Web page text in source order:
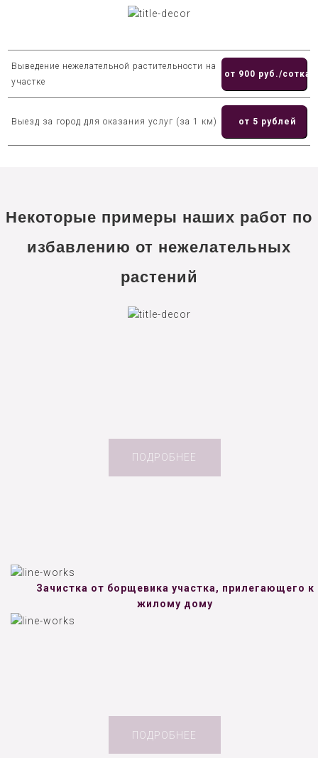
Выведение нежелательной растительности на
участке
от 900 руб./сотка
Выезд за город для оказания услуг (за 1 км) от 5 рублей
Некоторые примеры наших работ по
избавлению от нежелательных
растений
ПОДРОБНЕЕ
Зачистка от борщевика участка, прилегающего к
жилому дому
ПОДРОБНЕЕ